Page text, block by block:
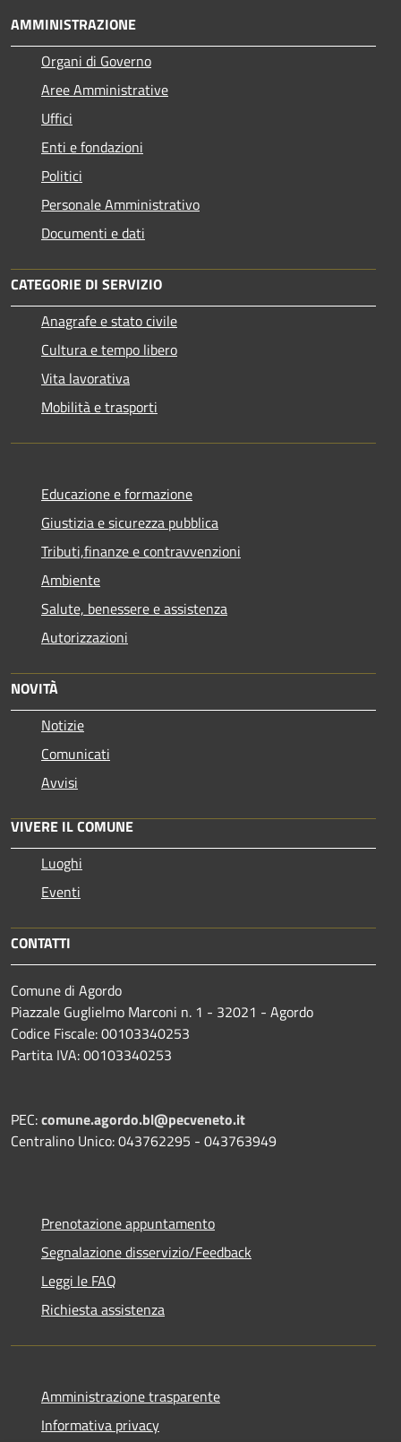
AMMINISTRAZIONE
Organi di Governo
Aree Amministrative
Uffici
Enti e fondazioni
Politici
Personale Amministrativo
Documenti e dati
CATEGORIE DI SERVIZIO
Anagrafe e stato civile
Cultura e tempo libero
Vita lavorativa
Mobilità e trasporti
Educazione e formazione
Giustizia e sicurezza pubblica
Tributi,finanze e contravvenzioni
Ambiente
Salute, benessere e assistenza
Autorizzazioni
NOVITÀ
Notizie
Comunicati
Avvisi
VIVERE IL COMUNE
Luoghi
Eventi
CONTATTI
Comune di Agordo
Piazzale Guglielmo Marconi n. 1 - 32021 - Agordo
Codice Fiscale: 00103340253
Partita IVA: 00103340253
PEC:comune.agordo.bl@pecveneto.it
Centralino Unico: 043762295 - 043763949
Prenotazione appuntamento
Segnalazione disservizio/Feedback
Leggi le FAQ
Richiesta assistenza
Amministrazione trasparente
Informativa privacy